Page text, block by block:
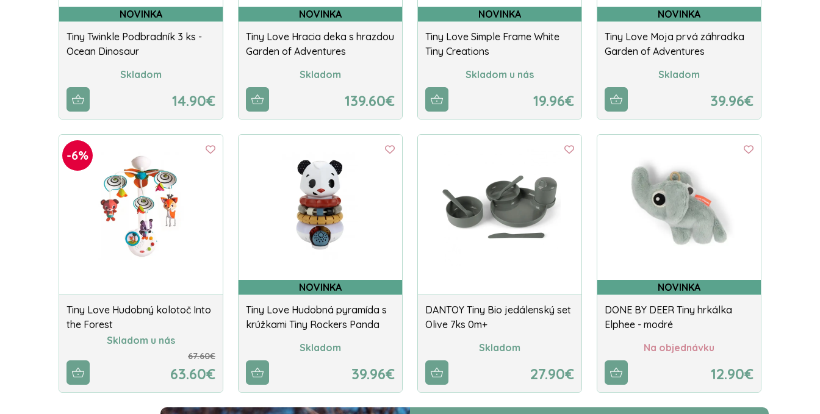
NOVINKA
Tiny Twinkle Podbradník 3 ks -
Ocean Dinosaur
Skladom
14.90€
NOVINKA
Tiny Love Hracia deka s hrazdou
Garden of Adventures
Skladom
139.60€
NOVINKA
Tiny Love Simple Frame White
Tiny Creations
Skladom u nás
19.96€
NOVINKA
Tiny Love Moja prvá záhradka
Garden of Adventures
Skladom
39.96€
-6%
Tiny Love Hudobný kolotoč Into
the Forest
Skladom u nás
67.60€
63.60€
NOVINKA
Tiny Love Hudobná pyramída s
krúžkami Tiny Rockers Panda
Skladom
39.96€
DANTOY Tiny Bio jedálenský set
Olive 7ks 0m+
Skladom
27.90€
NOVINKA
DONE BY DEER Tiny hrkálka
Elphee - modré
Na objednávku
12.90€